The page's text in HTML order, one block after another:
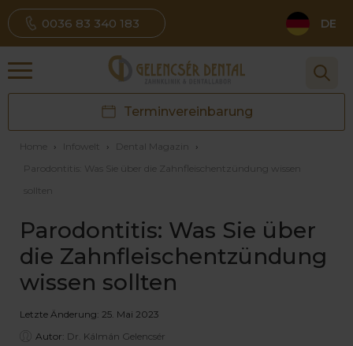
0036 83 340 183 DE
Terminvereinbarung
Home › Infowelt › Dental Magazin
›
Parodontitis: Was Sie über die Zahnfleischentzündung wissen
sollten
Parodontitis: Was Sie über
die Zahnfleischentzündung
wissen sollten
Letzte Änderung: 25. Mai 2023
Autor: Dr. Kálmán Gelencsér